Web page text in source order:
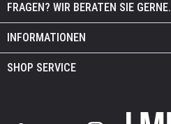
FRAGEN? WIR BERATEN SIE GERNE.
INFORMATIONEN
SHOP SERVICE